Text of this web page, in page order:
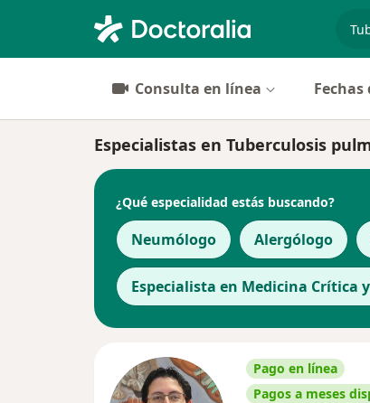
Consulta en línea
Especialistas en Tuberculosis
¿Qué especialidad estás buscando?
Neumólogo Alergólogo
Especialista en Medicina Crítica
Pago en línea
Pagos a meses